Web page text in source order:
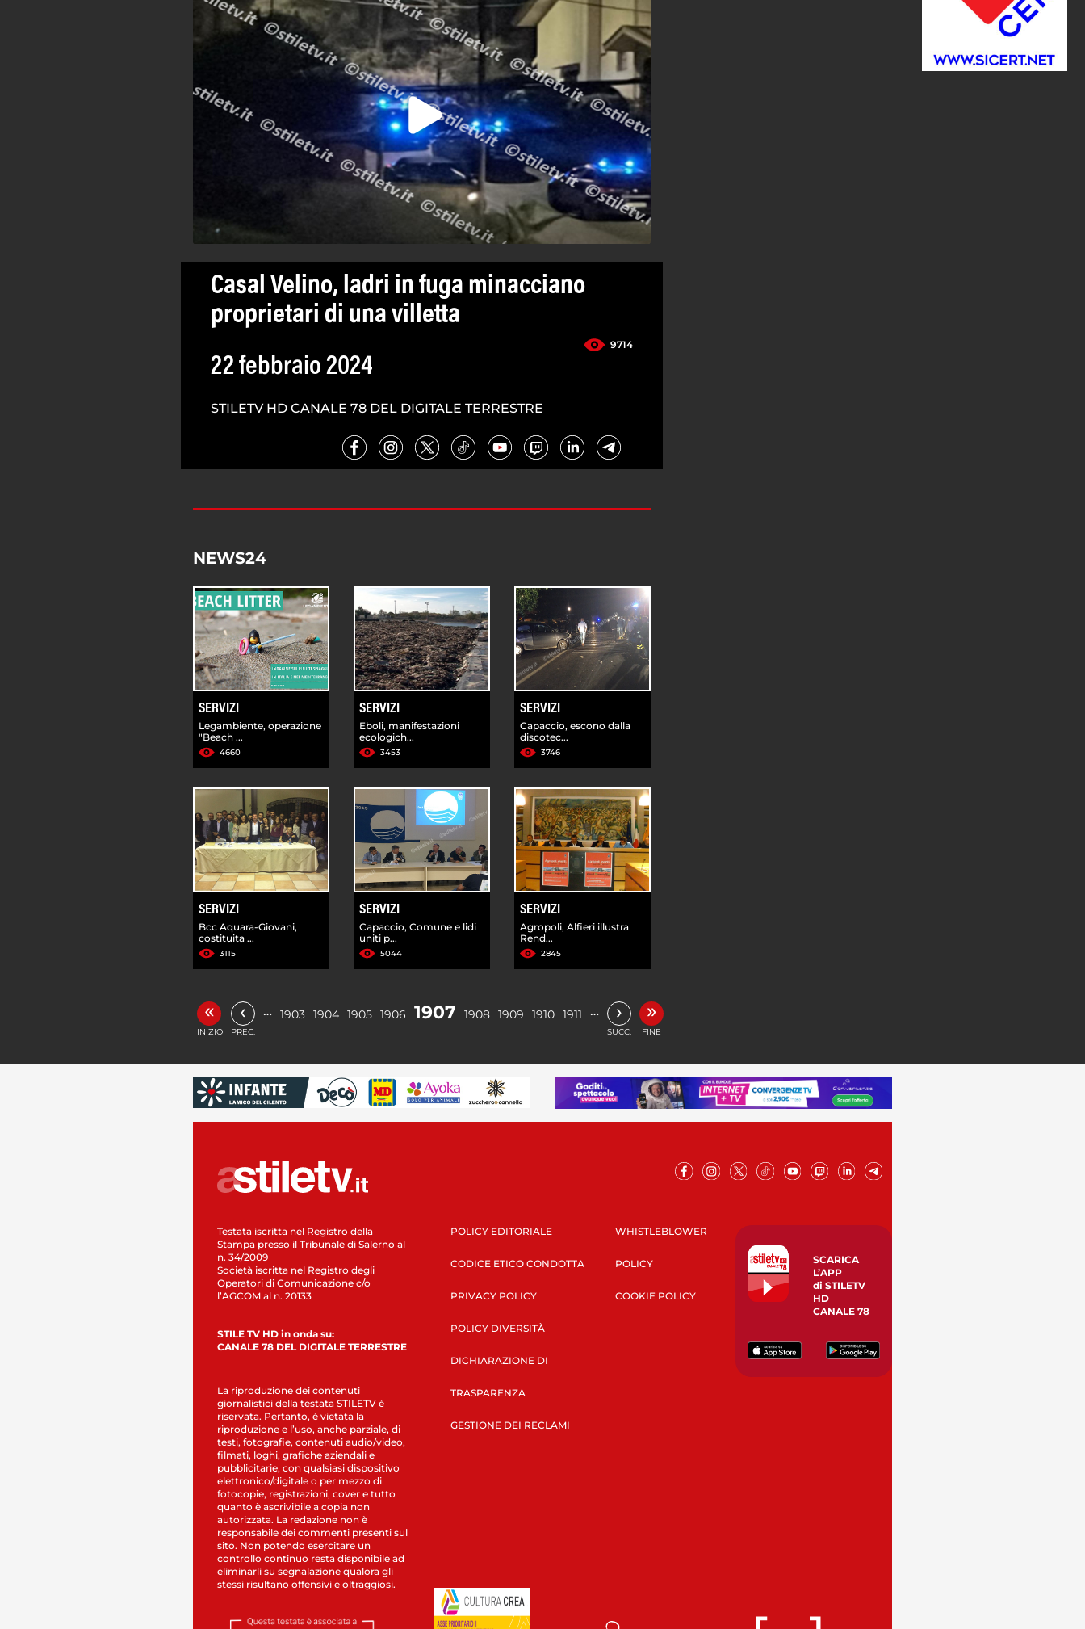
Casal Velino, ladri in fuga minacciano
proprietari di una villetta
9714
22 febbraio 2024
STILETV HD CANALE 78 DEL DIGITALE TERRESTRE
NEWS24
SERVIZI
Legambiente, operazione
"Beach ...
4660
SERVIZI
Eboli, manifestazioni
ecologich...
3453
SERVIZI
Capaccio, escono dalla
discotec...
3746
SERVIZI
Bcc Aquara-Giovani,
costituita ...
3115
SERVIZI
Capaccio, Comune e lidi
uniti p...
5044
SERVIZI
Agropoli, Alfieri illustra
Rend...
2845
«
INIZIO
‹
PREC.
… 1903 1904 1905 1906 1907 1908 1909 1910 1911 … ›
SUCC.
»
FINE
Testata iscritta nel Registro della
Stampa presso il Tribunale di Salerno al
n. 34/2009
Società iscritta nel Registro degli
Operatori di Comunicazione c/o
l’AGCOM al n. 20133
STILE TV HD in onda su:
CANALE 78 DEL DIGITALE TERRESTRE
La riproduzione dei contenuti
giornalistici della testata STILETV è
riservata. Pertanto, è vietata la
riproduzione e l’uso, anche parziale, di
testi, fotografie, contenuti audio/video,
filmati, loghi, grafiche aziendali e
pubblicitarie, con qualsiasi dispositivo
elettronico/digitale o per mezzo di
fotocopie, registrazioni, cover e tutto
quanto è ascrivibile a copia non
autorizzata. La redazione non è
responsabile dei commenti presenti sul
sito. Non potendo esercitare un
controllo continuo resta disponibile ad
eliminarli su segnalazione qualora gli
stessi risultano offensivi e oltraggiosi.
POLICY EDITORIALE
CODICE ETICO CONDOTTA
PRIVACY POLICY
POLICY DIVERSITÀ
DICHIARAZIONE DI
TRASPARENZA
GESTIONE DEI RECLAMI
WHISTLEBLOWER
POLICY
COOKIE POLICY
SCARICA
L’APP
di STILETV
HD
CANALE 78